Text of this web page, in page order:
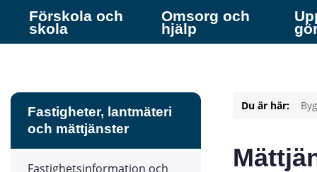
Förskola och
skola
Omsorg och
hjälp
Fastigheter, lantmäteri
och mättjänster
Fastighetsinformation och
Du är här: